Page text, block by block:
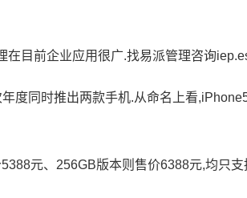
在目前企业应用很广.找易派管理咨询
度同时推出两款手机.从命名上看
元、256GB版本则售价6388元,均只支